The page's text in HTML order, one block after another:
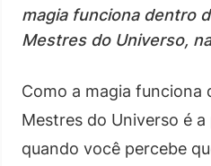
magia funciona dentro
Mestres do Universo,
Como a magia funciona
Mestres do Universo é
quando você percebe